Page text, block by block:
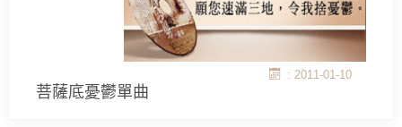
: 2011-01-10
菩薩底憂鬱單曲